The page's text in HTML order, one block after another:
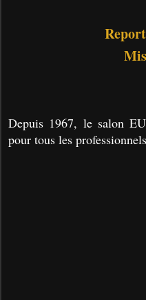
Depuis 1967, le salon
pour tous les